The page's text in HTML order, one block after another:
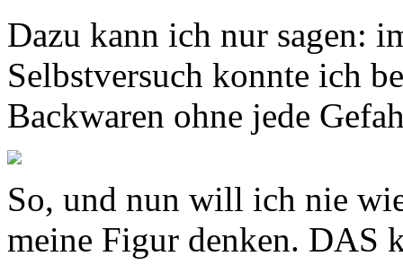
Dazu kann ich nur sagen:
Selbstversuch konnte ich
Backwaren ohne jede
So, und nun will ich nie
meine Figur denken. DAS